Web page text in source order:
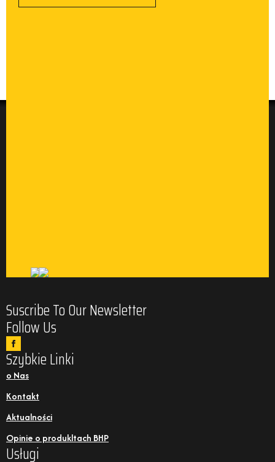
Suscribe To Our Newsletter
Follow Us
Szybkie Linki
o Nas
Kontakt
Aktualności
Opinie o produkltach BHP
Usługi